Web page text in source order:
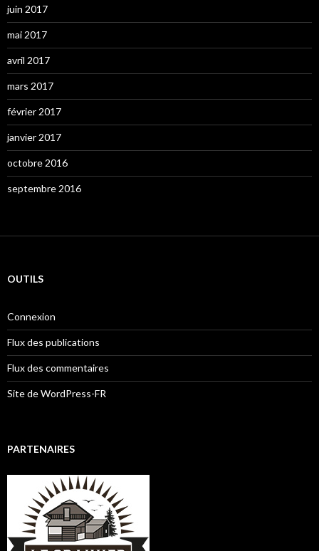
juin 2017
mai 2017
avril 2017
mars 2017
février 2017
janvier 2017
octobre 2016
septembre 2016
OUTILS
Connexion
Flux des publications
Flux des commentaires
Site de WordPress-FR
PARTENAIRES